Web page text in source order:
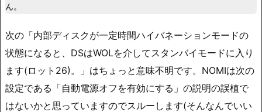
ん。
次の「内部ディスクが一定時間ハイバネーションモードの
状態になると、DSはWOLを介してスタンバイモードに入り
ます(ロット26)。」はちょっと意味不明です。NOMIは次の
設定である「自動電源オフを有効にする」の説明の誤植で
はないかと思っていますのでスルーします(そんなんでいい